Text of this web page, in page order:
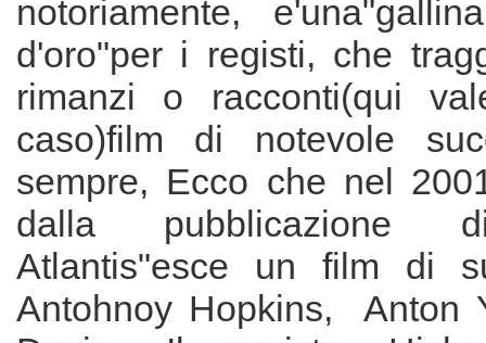
notoriamente,
d'oro"per i registi, che
rimanzi o racconti(qui
caso)film di notevole
sempre, Ecco che nel
dalla pubblicazione
Atlantis"esce un film di
Antohnoy Hopkins, Anton